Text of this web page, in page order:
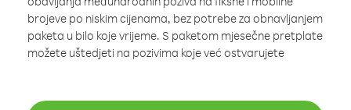
brojeve po niskim cijenama, bez potrebe za obnavljanjem
paketa u bilo koje vrijeme. S paketom mjesečne pretplate
možete uštedjeti na pozivima koje već ostvarujete